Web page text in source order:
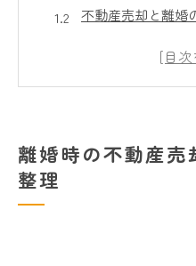
不動産売却と離婚
共有名義の不動産
離婚時の不動産売
整理